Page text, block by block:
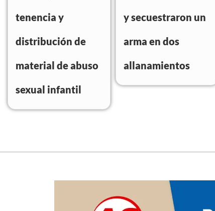
tenencia y
distribución de
material de abuso
sexual infantil
y secuestraron un
arma en dos
allanamientos